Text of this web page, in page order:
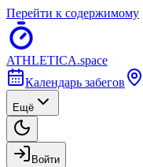
Перейти к содержимому
ATHLETICA.space
Календарь забегов
Ещё
Войти